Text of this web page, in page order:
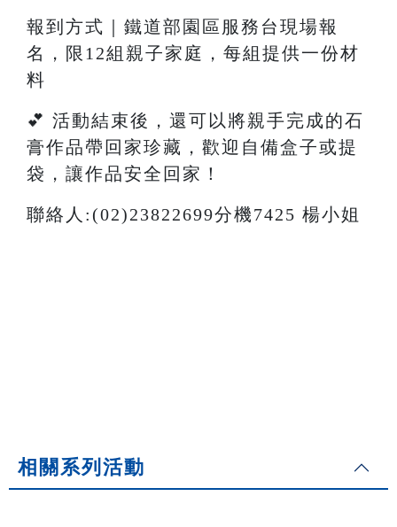
報到方式｜鐵道部園區服務台現場報
名，限12組親子家庭，每組提供一份材
料
💕 活動結束後，還可以將親手完成的石
膏作品帶回家珍藏，歡迎自備盒子或提
袋，讓作品安全回家！
聯絡人:(02)23822699分機7425 楊小姐
相關系列活動